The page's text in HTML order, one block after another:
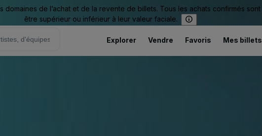
de l’achat et de la revente de billets. Tous les achats confirmés sont
être supérieur ou inférieur à leur valeur faciale.
Explorer Vendre Favoris Mes billets